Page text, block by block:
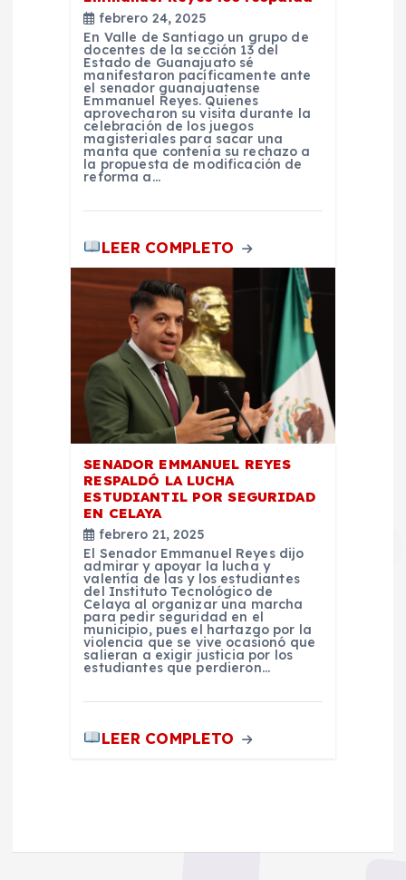
febrero 24, 2025
En Valle de Santiago un grupo de
docentes de la sección 13 del
Estado de Guanajuato sé
manifestaron pacíficamente ante
el senador guanajuatense
Emmanuel Reyes. Quienes
aprovecharon su visita durante la
celebración de los juegos
magisteriales para sacar una
manta que contenía su rechazo a
la propuesta de modificación de
reforma a…
LEER COMPLETO
SENADOR EMMANUEL REYES
RESPALDÓ LA LUCHA
ESTUDIANTIL POR SEGURIDAD
EN CELAYA
febrero 21, 2025
El Senador Emmanuel Reyes dijo
admirar y apoyar la lucha y
valentía de las y los estudiantes
del Instituto Tecnológico de
Celaya al organizar una marcha
para pedir seguridad en el
municipio, pues el hartazgo por la
violencia que se vive ocasionó que
salieran a exigir justicia por los
estudiantes que perdieron…
LEER COMPLETO